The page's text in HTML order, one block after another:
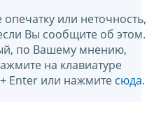
или неточность,
Вы сообщите об этом.
по Вашему мнению,
на клавиатуре
Enter или нажмите сюда.